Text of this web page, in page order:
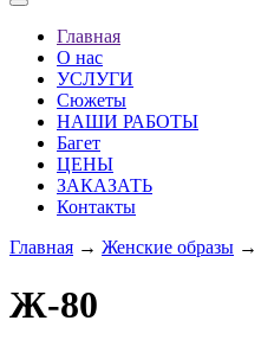
Toggle
navigationГлавная
О нас
УСЛУГИ
Сюжеты
НАШИ РАБОТЫ
Багет
ЦЕНЫ
ЗАКАЗАТЬ
Контакты
Главная → Женские образы →
Ж-80